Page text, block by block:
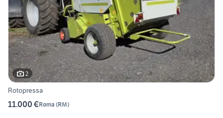
2
Rotopressa
11.000 €Roma (RM)